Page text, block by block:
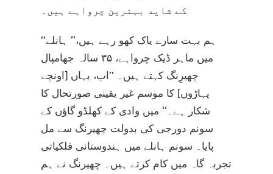
کے شاید بہترین چرواہے ہیں۔
’’ہم بہت سارے یاک کھو رہے ہیں،‘‘ ہانلے
میں ماہر ڈیک چرواہے، ۳۵ سالہ جھامپال
چھیرِنگ کہتے ہیں۔ ’’اب، یہاں [اونچے
پہاڑوں] کا موسم غیر یقینی صورتحال کا
شکار ہے۔‘‘ میں وادی کے کھلڈو گاؤں کے
سونم دورجی کی بدولت چھیرنگ سے مل
پایا۔ سونم ہانلے میں ہندوستانی فلکیاتی
تجربہ گاہ میں کام کرتے ہیں۔ چھیرنگ نے ہم